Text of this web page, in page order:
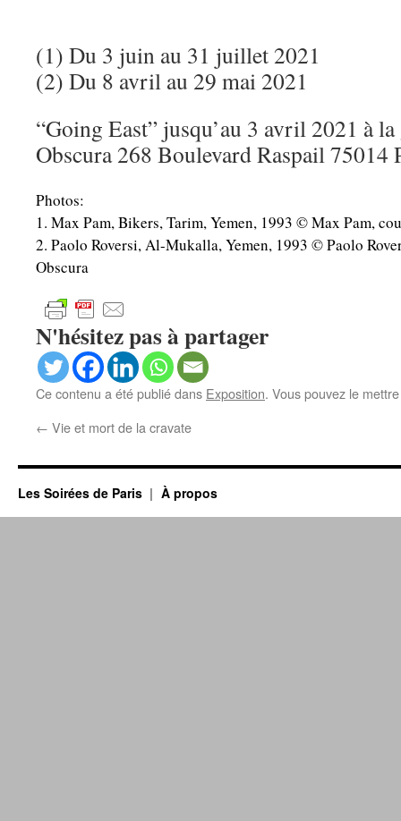
(1) Du 3 juin au 31 juillet 2021
(2) Du 8 avril au 29 mai 2021
“Going East” jusqu’au 3 avril 2021 à
Obscura 268 Boulevard Raspail 75014
Photos:
1. Max Pam, Bikers, Tarim, Yemen, 1993 © Max Pam,
2. Paolo Roversi, Al-Mukalla, Yemen, 1993 © Paolo
Obscura
N'hésitez pas à partager
Ce contenu a été publié dans Exposition. Vous pouvez le
← Vie et mort de la cravate
Les Soirées de Paris À propos